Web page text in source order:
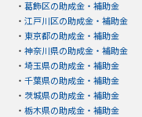
・ 葛飾区の助成金・補助金
・ 江戸川区の助成金・補助金
・ 東京都の助成金・補助金
・ 神奈川県の助成金・補助金
・ 埼玉県の助成金・補助金
・ 千葉県の助成金・補助金
・ 茨城県の助成金・補助金
・ 栃木県の助成金・補助金